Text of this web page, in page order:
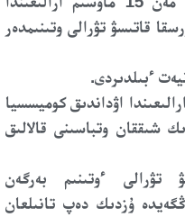
قاتىسۋ تۋرالى وتىنىمدەر
ءبىلدىردى.
30 ماۋسىم ارالىعىندا اۋداندىق كوميسسيا
قاراپ، 2 ۇزدىك شىققان وتباسىنى قالالىق
تۋرالى ءوتىنىم بەرگەن
ۇزدىك دەپ تانىلعان